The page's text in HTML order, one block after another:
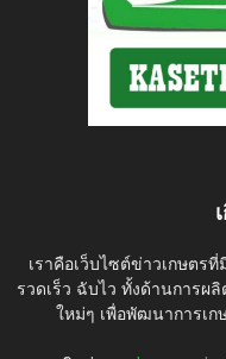
เราคือเว็บไซต์ข่าวเกษตร
รวดเร็ว ฉับไว ทั้งด้านการผ
ใหม่ๆ เพื่อพัฒนาการเก